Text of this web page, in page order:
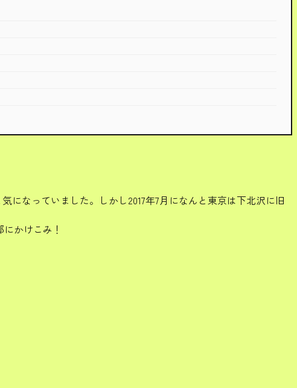
なっていました。しかし2017年7月になんと東京は下北沢に旧
かけこみ！